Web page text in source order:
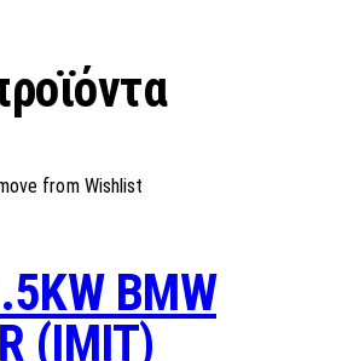
from Wishlist
BMW
(IMIT)